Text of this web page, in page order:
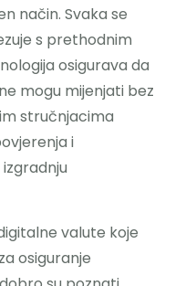
način. Svaka se
s prethodnim
osigurava da
mogu mijenjati bez
stručnjacima
i
valute koje
osiguranje